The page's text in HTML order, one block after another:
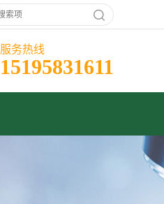
服务热线
15195831611